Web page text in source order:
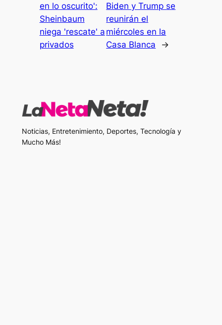
en lo oscurito':
Sheinbaum
niega 'rescate' a
privados
Biden y Trump se
reunirán el
miércoles en la
Casa Blanca
→
Noticias, Entretenimiento, Deportes, Tecnología y
Mucho Más!